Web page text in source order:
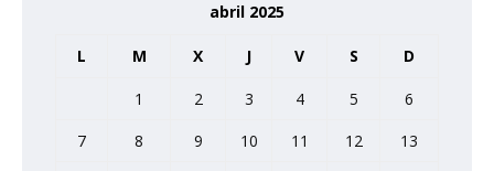
abril 2025
L M X J V S D
1 2 3 4 5
6
7
8 9 10 11 12
13